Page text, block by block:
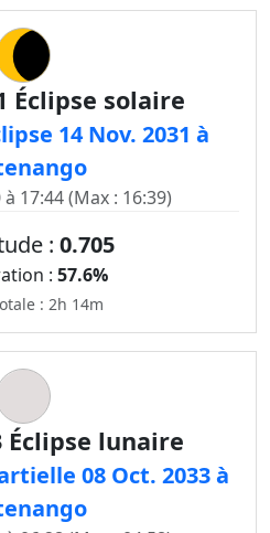
Éclipse solaire
14 Nov. 2031 à
17:44 (Max : 16:39)
: 0.705
: 57.6%
: 2h 14m
Éclipse lunaire
08 Oct. 2033 à